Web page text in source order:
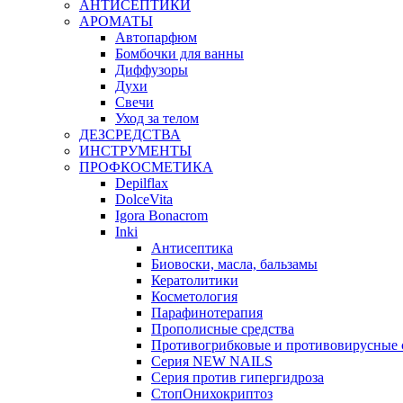
АНТИСЕПТИКИ
АРОМАТЫ
Автопарфюм
Бомбочки для ванны
Диффузоры
Духи
Свечи
Уход за телом
ДЕЗСРЕДСТВА
ИНСТРУМЕНТЫ
ПРОФКОСМЕТИКА
Depilflax
DolceVita
Igora Bonacrom
Inki
Антисептика
Биовоски, масла, бальзамы
Кератолитики
Косметология
Парафинотерапия
Прополисные средства
Противогрибковые и противовирусные
Серия NEW NAILS
Серия против гипергидроза
СтопОнихокриптоз